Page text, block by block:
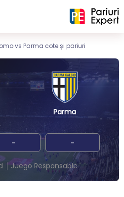
vs Parma cote și pariuri
Parma
- -
Juego Responsable